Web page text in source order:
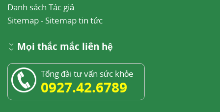
Danh sách Tác giả
Sitemap- Sitemap tin tức
Mọi thắc mắc liên hệ
Tổng đài tư vấn sức khỏe
0927.42.6789